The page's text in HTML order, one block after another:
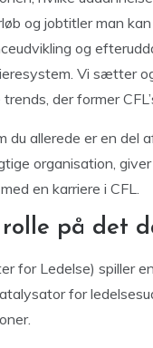
og jobtitler man
og
Vi sætter
der former
du allerede er en del
organisation,
en karriere i CFL.
rolle på det
for Ledelse) spiller
for